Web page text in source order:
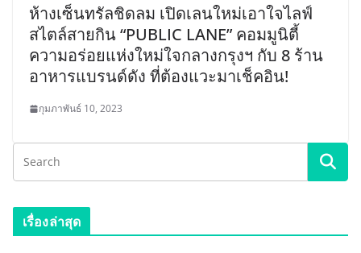
ห้างเซ็นทรัลชิดลม เปิดเลนใหม่เอาใจไลฟ์
สไตล์สายกิน “PUBLIC LANE” คอมมูนิตี้
ความอร่อยแห่งใหม่ใจกลางกรุงฯ กับ 8 ร้าน
อาหารแบรนด์ดัง ที่ต้องแวะมาเช็คอิน!
กุมภาพันธ์ 10, 2023
เรื่องล่าสุด